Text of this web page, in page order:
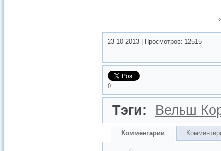
23-10-2013 Просмотров: 12515
0
Тэги: Вельш
Комментарии